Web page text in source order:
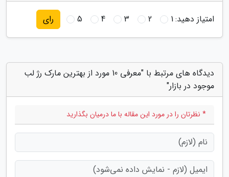
امتیاز دهید:1
2
3
4
5 رای
دیدگاه های مرتبط با "معرفی 10 مورد از بهترین مارک رژ لب
موجود در بازار"
* نظرتان را در مورد این مقاله با ما درمیان بگذارید